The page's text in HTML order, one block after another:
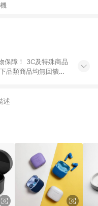
保障！ 3C及特殊商品
1起適用] -內接硬
心商店之商品：商
/福利金/紅利折抵/折
不具回饋資格： 如
非最終消費使用者，
述